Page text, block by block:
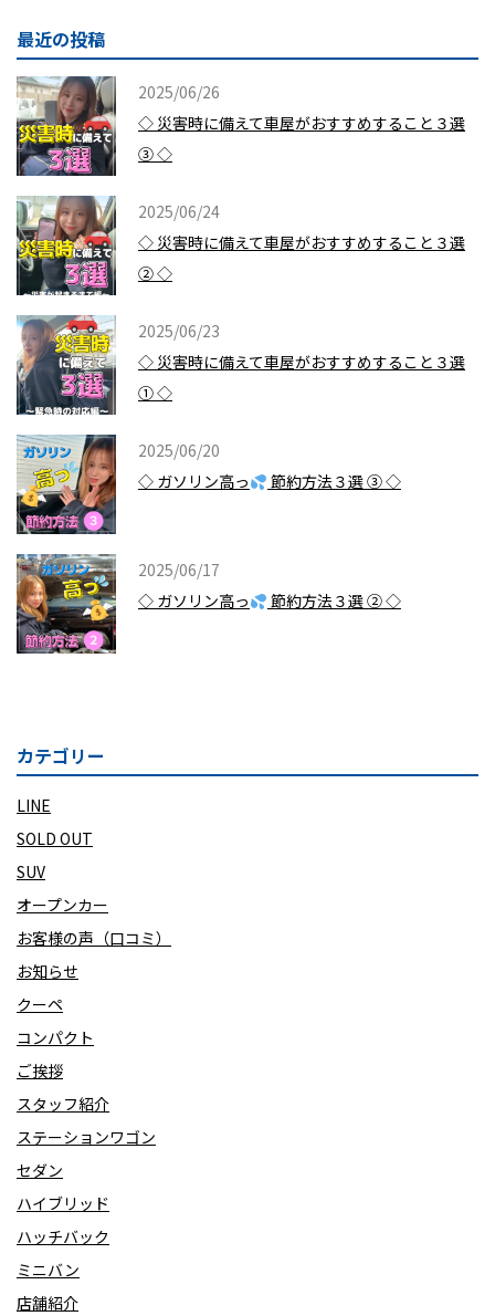
最近の投稿
2025/06/26
◇ 災害時に備えて車屋がおすすめすること３選
③ ◇
2025/06/24
◇ 災害時に備えて車屋がおすすめすること３選
② ◇
2025/06/23
◇ 災害時に備えて車屋がおすすめすること３選
① ◇
2025/06/20
◇ ガソリン高っ
節約方法３選 ③ ◇
2025/06/17
◇ ガソリン高っ
節約方法３選 ② ◇
カテゴリー
LINE
SOLD OUT
SUV
オープンカー
お客様の声（口コミ）
お知らせ
クーペ
コンパクト
ご挨拶
スタッフ紹介
ステーションワゴン
セダン
ハイブリッド
ハッチバック
ミニバン
店舗紹介